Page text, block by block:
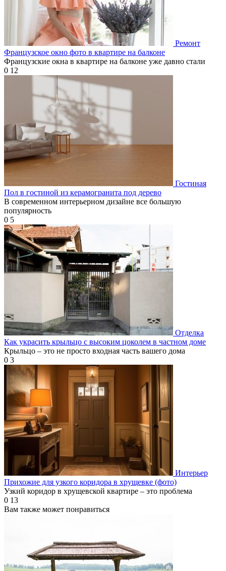
Ремонт
Французское окно фото в квартире на балконе
Французские окна в квартире на балконе уже давно стали
0 12
Гостиная
Пол в гостиной из керамогранита под дерево
В современном интерьерном дизайне все большую
популярность
0 5
Отделка
Как украсить крыльцо с высоким цоколем в частном доме
Крыльцо – это не просто входная часть вашего дома
0 3
Интерьер
Прихожие для узкого коридора в хрущевке (фото)
Узкий коридор в хрущевской квартире – это проблема
0 13
Вам также может понравиться